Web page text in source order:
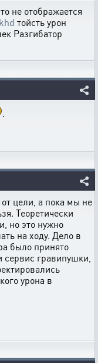
не отображается
тойсть урон
Разгибатор
.
цели, а пока мы не
Теоретически
но это нужно
на ходу. Дело в
было принято
гравипушки,
урона в